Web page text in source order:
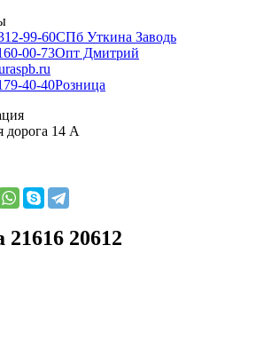
99-60СПб Уткина Заводь
00-73Опт Дмитрий
40-40Розница
дорога 14 А
20612